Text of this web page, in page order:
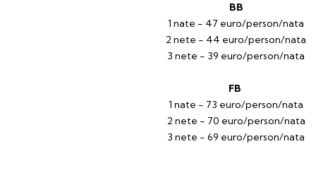
BB
1 nate - 47 euro/person/nata
2 nete - 44 euro/person/nata
3 nete - 39 euro/person/nata
FB
1 nate - 73 euro/person/nata
2 nete - 70 euro/person/nata
3 nete - 69 euro/person/nata